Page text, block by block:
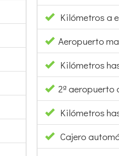
Kilómetros a
Aeropuerto
Kilómetros
2ª aeropuerto
Kilómetros
Cajero